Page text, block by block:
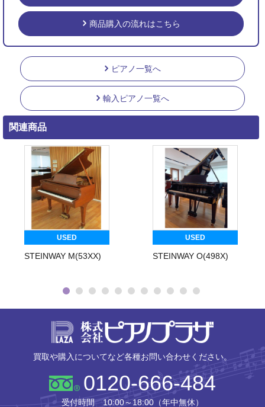
商品購入の流れはこちら
ピアノ一覧へ
輸入ピアノ一覧へ
関連商品
USED
STEINWAY M(53XX)
USED
STEINWAY O(498X)
買取や購入についてなど各種お問い合わせください。
0120-666-484
受付時間 10:00～18:00（年中無休）